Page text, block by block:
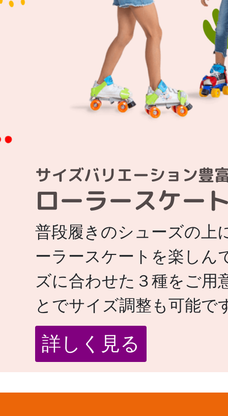
サイズバリエーション豊
ローラースケー
普段履きのシューズの上
ーラースケートを楽しん
ズに合わせた３種をご用
とでサイズ調整も可能で
詳しく見る